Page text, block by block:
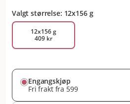
Valgt størrelse: 12x156 g
12x156 g
409 kr
Engangskjøp
Fri frakt fra 599